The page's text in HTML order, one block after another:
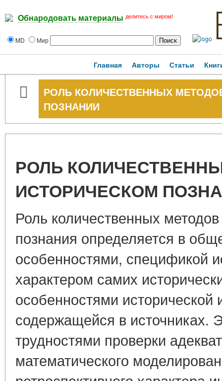
Обнародовать материалы делитесь с миром!
MD Мир
Главная Авторы Статьи
РОЛЬ КОЛИЧЕСТВЕННЫХ
ПОЗНАНИИ
РОЛЬ
ИСТОРИЧЕСКОМ
Роль количественных
познания определяется в
особенностями, спецификой
характером самих
особенностями
содержащейся в источниках.
трудностями проверки
математического